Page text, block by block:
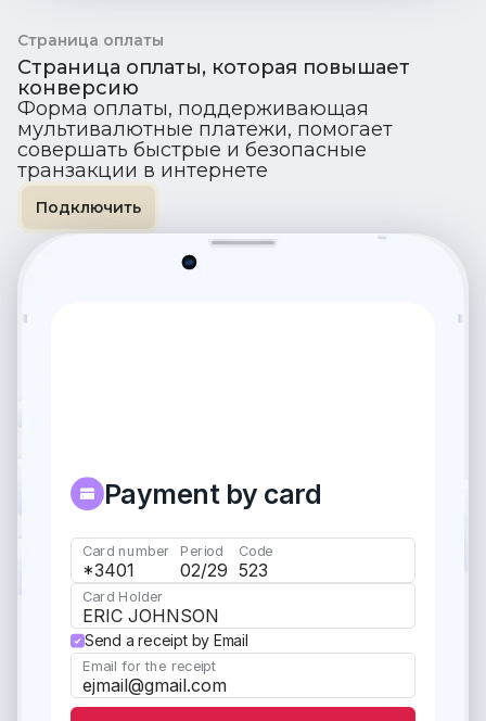
Страница оплаты
Страница оплаты, которая повышает
конверсию
Форма оплаты, поддерживающая
мультивалютные платежи, помогает
совершать быстрые и безопасные
транзакции в интернете
Подключить
Payment by card
Card number
*3401
Period
02/29
Code
523
Card Holder
ERIC JOHNSON
Send a receipt by Email
Email for the receipt
ejmail@gmail.com
Success